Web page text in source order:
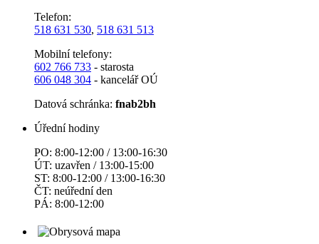
Telefon:
518 631 530, 518 631 513
Mobilní telefony:
602 766 733 - starosta
606 048 304 - kancelář OÚ
Datová schránka: fnab2bh
Úřední hodiny
PO: 8:00-12:00 / 13:00-16:30
ÚT: uzavřen / 13:00-15:00
ST: 8:00-12:00 / 13:00-16:30
ČT: neúřední den
PÁ: 8:00-12:00